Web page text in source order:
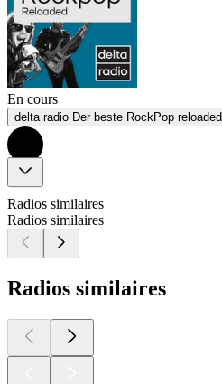
En cours
delta radio Der beste RockPop reloaded
Radios similaires
Radios similaires
Radios similaires